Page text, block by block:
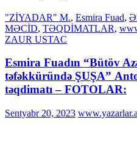
"ZİYADAR" M., Esmira Fuad,
MƏCİD, TƏQDİMATLAR,
ZAUR USTAC
Esmira Fuadın “Bütöv
təfəkküründə ŞUŞA”
təqdimatı – FOTOLAR:
Sentyabr 20, 2023